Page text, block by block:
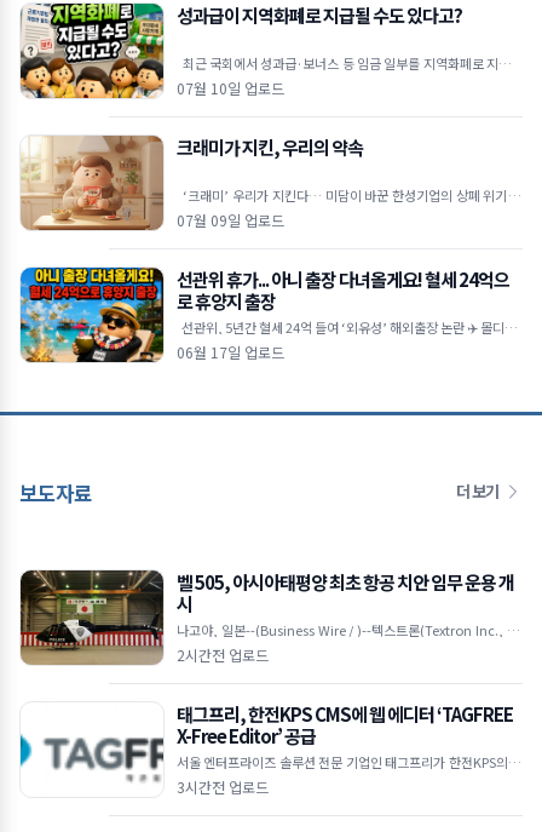
성과급이 지역화폐로 지급될 수도 있다고?
최근 국회에서 성과급·보너스 등 임금 일부를 지역화폐로 지급할
수 있도록 하는 내용의 근로기준법 개정안이 발의됐습니다. 물
07월 10일 업로드
크래미가 지킨, 우리의 약속
‘크래미’ 우리가 지킨다… 미담이 바꾼 한성기업의 상폐 위기 극
복 🦀상장폐지 시가총액 기준이 300억 원으로 강화
07월 09일 업로드
선관위 휴가... 아니 출장 다녀올게요! 혈세 24억으
로 휴양지 출장
코타키나발루 등 휴양지 방
06월 17일 업로드
보도자료 더 보기
벨 505, 아시아태평양 최초 항공 치안 임무 운용 개
시
나고야, 일본--(Business Wire / )--텍스트론(Textron Inc., NY
SE: TXT) 계열사인 벨 텍스트론(Bell Textron Inc.)은 일본 아이
2시간전 업로드
태그프리, 한전KPS CMS에 웹 에디터 ‘TAGFREE
X-Free Editor’ 공급
서울 엔터프라이즈 솔루션 전문 기업인 태그프리가 한전KPS의 콘
텐츠 관리 시스템(CMS)에 자사의 대표 솔루션인 웹 에디터 ‘TAG
3시간전 업로드